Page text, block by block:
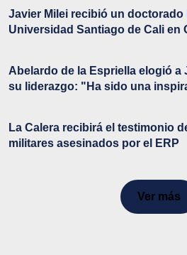
Javier Milei recibió un
Universidad Santiago de Cali en
Abelardo de la Espriella elogió a
su liderazgo: "Ha sido una
La Calera recibirá el testimonio
militares asesinados por el ERP
Ver más